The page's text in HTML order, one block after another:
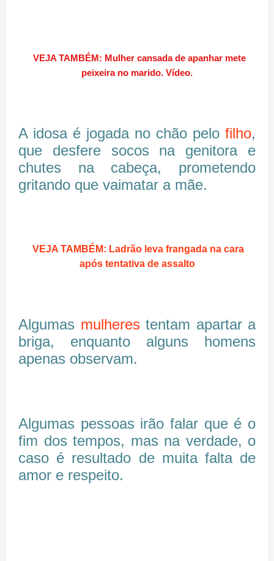
VEJA TAMBÉM: Mulher cansada de apanhar mete
peixeira no marido. Vídeo.
A idosa é jogada no chão pelo filho,
que desfere socos na genitora e
chutes na cabeça, prometendo
gritando que vaimatar a mãe.
VEJA TAMBÉM: Ladrão leva frangada na cara
após tentativa de assalto
Algumas mulherestentam apartar a
briga, enquanto alguns homens
apenas observam.
Algumas pessoas irão falar que é o
fim dos tempos, mas na verdade, o
caso é resultado de muita falta de
amor e respeito.